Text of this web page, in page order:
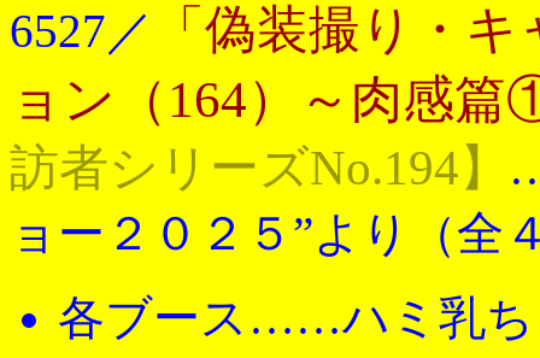
6527／
「偽装撮り・
ョン（164）～肉感
訪者シリーズNo.194】
ョー２０２５”より（全
各ブース……ハミ乳ち